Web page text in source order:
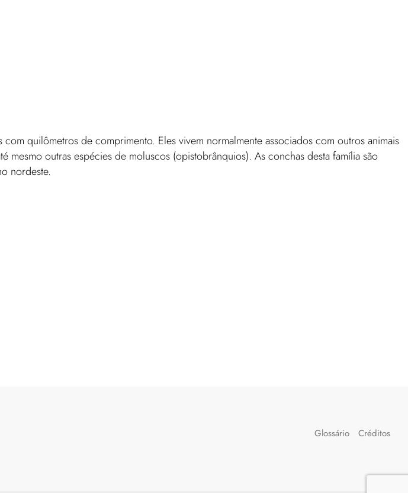
quilômetros de comprimento. Eles vivem normalmente associados com outros animais
mesmo outras espécies de moluscos (opistobrânquios). As conchas desta família são
nordeste.
Glossário Créditos